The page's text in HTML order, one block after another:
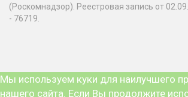
(Роскомнадзор). Реестровая запись от
- 76719.
Мы используем куки для наилучшего
нашего сайта. Если Вы продолжите